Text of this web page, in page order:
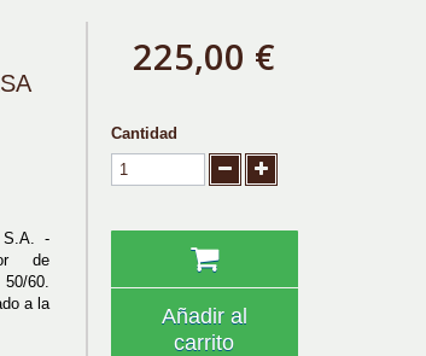
S.A. -
de
60.
a la
225,00 €
Cantidad
Añadir al
carrito